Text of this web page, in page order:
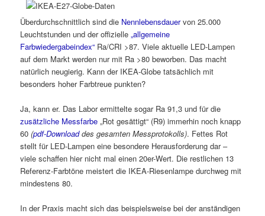
Überdurchschnittlich sind die Nennlebensdauervon 25.000
Leuchtstunden und der offizielle„allgemeine
Farbwiedergabeindex“ Ra/CRI >87. Viele aktuelle LED-Lampen
auf dem Markt werden nur mit Ra >80 beworben. Das macht
natürlich neugierig. Kann der IKEA-Globe tatsächlich mit
besonders hoher Farbtreue punkten?
Ja, kann er. Das Labor ermittelte sogar Ra 91,3 und für die
zusätzliche Messfarbe „Rot gesättigt“ (R9) immerhin noch knapp
60(pdf-Downloaddes gesamten Messprotokolls). Fettes Rot
stellt für LED-Lampen eine besondere Herausforderung dar –
viele schaffen hier nicht mal einen 20er-Wert. Die restlichen 13
Referenz-Farbtöne meistert die IKEA-Riesenlampe durchweg mit
mindestens 80.
In der Praxis macht sich das beispielsweise bei der anständigen